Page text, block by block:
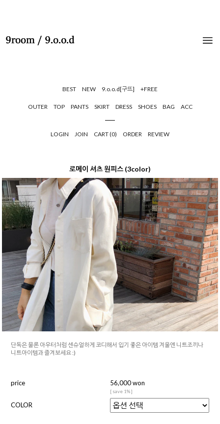
BEST NEW 9.o.o.d[구뜨] +FREE
OUTER TOP PANTS SKIRT DRESS SHOES BAG ACC
LOGIN JOIN CART (0) ORDER REVIEW
로메이 셔츠 원피스 (3color)
단독은 물론 아우터처럼 센슈얼하게 코디해서 입기 좋은 아이템 겨울엔 니트조끼나
니트아이템과 즐겨보세요 :)
price 56,000 won
[ save 1% ]
COLOR